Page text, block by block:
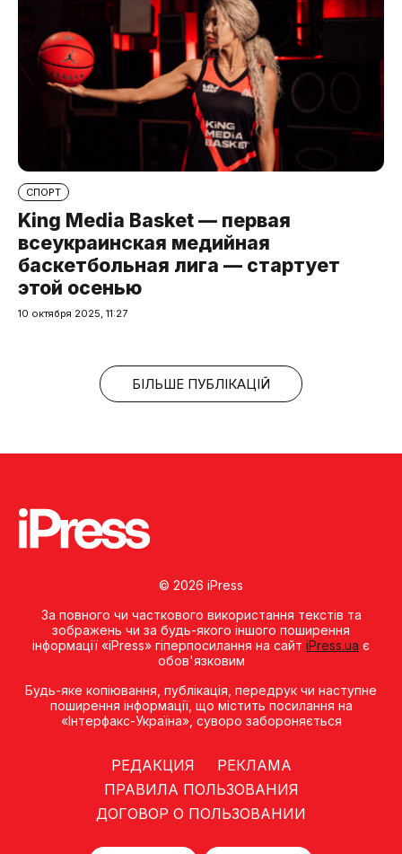
СПОРТ
King Media Basket — первая
всеукраинская медийная
баскетбольная лига — стартует
этой осенью
10 октября 2025, 11:27
БІЛЬШЕ ПУБЛІКАЦІЙ
© 2026 iPress
За повного чи часткового використання текстів та
зображень чи за будь-якого іншого поширення
інформації «iPress» гіперпосилання на сайт iPress.ua є
обов'язковим
Будь-яке копiювання, публiкацiя, передрук чи наступне
поширення iнформацiї, що мiстить посилання на
«Iнтерфакс-Україна», суворо забороняється
РЕДАКЦИЯ
РЕКЛАМА
ПРАВИЛА ПОЛЬЗОВАНИЯ
ДОГОВОР О ПОЛЬЗОВАНИИ